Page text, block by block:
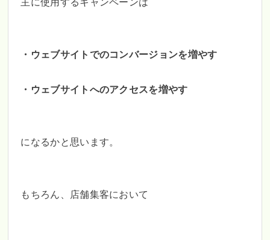
・ウェブサイトでのコンバージョンを増やす
・ウェブサイトへのアクセスを増やす
になるかと思います。
もちろん、店舗集客において